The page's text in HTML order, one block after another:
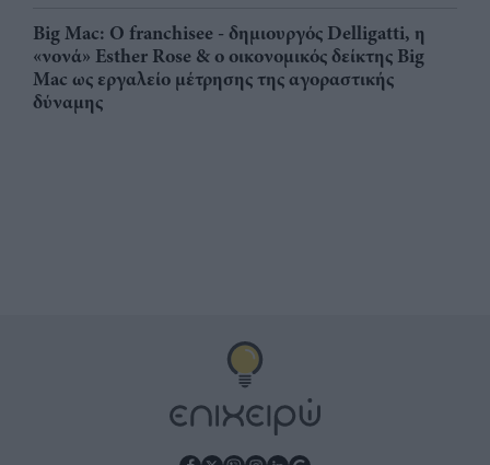
Big Mac: Ο franchisee - δημιουργός Delligatti, η
«νονά» Esther Rose & ο οικονομικός δείκτης Big
Mac ως εργαλείο μέτρησης της αγοραστικής
δύναμης